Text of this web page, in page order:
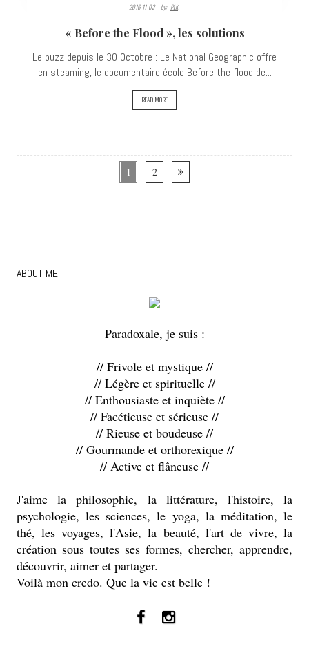
2811
2016-11-02 By: PLK
« Before the Flood », les solutions
Le buzz depuis le 30 Octobre : Le National Geographic offre
en steaming, le documentaire écolo Before the flood de...
READ MORE
1 2
ABOUT ME
Paradoxale, je suis :
// Frivole et mystique //
// Légère et spirituelle //
// Enthousiaste et inquiète //
// Facétieuse et sérieuse //
// Rieuse et boudeuse //
// Gourmande et orthorexique //
// Active et flâneuse //
J'aime la philosophie, la littérature, l'histoire, la
psychologie, les sciences, le yoga, la méditation, le
thé, les voyages, l'Asie, la beauté, l'art de vivre, la
création sous toutes ses formes, chercher, apprendre,
découvrir, aimer et partager.
Voilà mon credo. Que la vie est belle !